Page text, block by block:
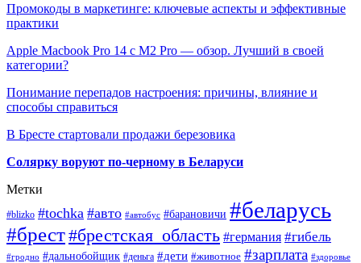
Промокоды в маркетинге: ключевые аспекты и эффективные
практики
Apple Macbook Pro 14 с M2 Pro — обзор. Лучший в своей
категории?
Понимание перепадов настроения: причины, влияние и
способы справиться
В Бресте стартовали продажи березовика
Солярку воруют по-черному в Беларуси
Метки
#blizko #tochka #авто #автобус #барановичи #беларусь
#брест#брестская_область #германия #гибель
#гродно #дальнобойщик #деньга #дети #животное #зарплата #здоровье